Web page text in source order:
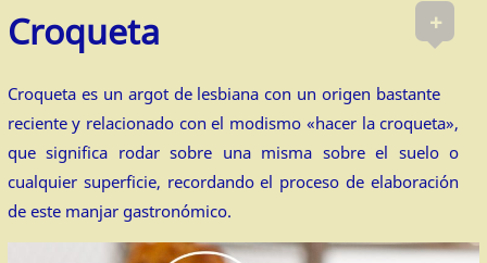
+
Croqueta
Croqueta es un argot de lesbiana con un origen bastante
reciente y relacionado con el modismo «hacer la croqueta»,
que significa rodar sobre una misma sobre el suelo o
cualquier superficie, recordando el proceso de elaboración
de este manjar gastronómico.